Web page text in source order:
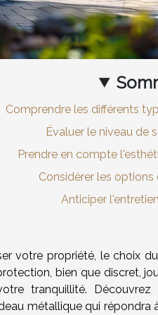
Comprendre les différents
Évaluer le niveau de
Prendre en compte
Considérer les
Anticiper
votre propriété, le choix
bien que discret,
tranquillité.
métallique qui